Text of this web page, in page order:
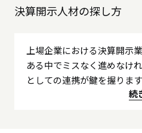
決算開示人材の探し方
上場企業における決算開示
ある中でミスなく進めなけ
としての連携が鍵を握りま
続